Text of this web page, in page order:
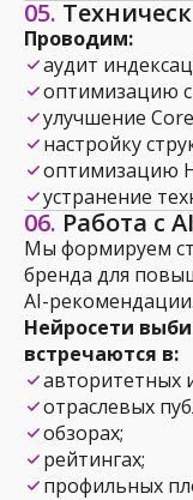
05.
Проводим:
аудит
оптимизацию
улучшение
настройку
оптимизацию
устранение
06. Работа с
Мы формируем
бренда для
AI-рекомендации.
Нейросети
встречаются в:
авторитетных
отраслевых
обзорах;
рейтингах;
профильных